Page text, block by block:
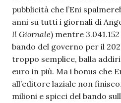
pubblicità che l’Eni
anni su tutti i giornali di
Il Giornale) mentre
bando del governo per il
troppo semplice, balla
euro in più. Ma i bonus che
all’editore laziale non
milioni e spicci del bando